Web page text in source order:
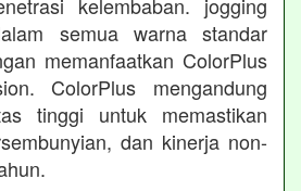
kelembaban. jogging
semua warna standar
memanfaatkan ColorPlus
ColorPlus mengandung
tinggi untuk memastikan
dan kinerja non-